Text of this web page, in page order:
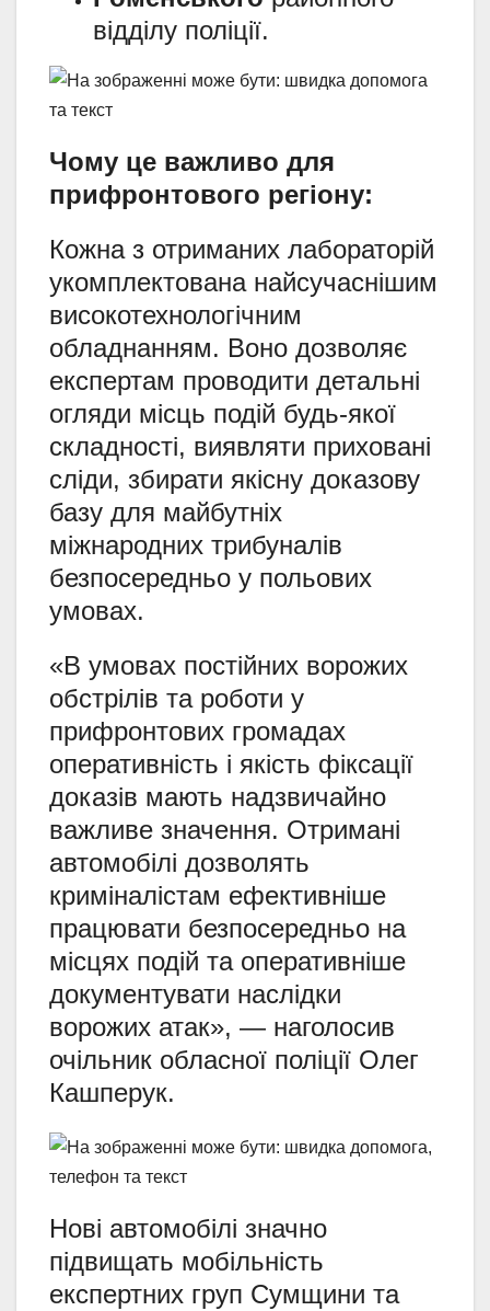
відділу поліції.
Чому це важливо для
прифронтового регіону:
Кожна з отриманих лабораторій
укомплектована найсучаснішим
високотехнологічним
обладнанням. Воно дозволяє
експертам проводити детальні
огляди місць подій будь-якої
складності, виявляти приховані
сліди, збирати якісну доказову
базу для майбутніх
міжнародних трибуналів
безпосередньо у польових
умовах.
«В умовах постійних ворожих
обстрілів та роботи у
прифронтових громадах
оперативність і якість фіксації
доказів мають надзвичайно
важливе значення. Отримані
автомобілі дозволять
криміналістам ефективніше
працювати безпосередньо на
місцях подій та оперативніше
документувати наслідки
ворожих атак», — наголосив
очільник обласної поліції Олег
Кашперук.
Нові автомобілі значно
підвищать мобільність
експертних груп Сумщини та